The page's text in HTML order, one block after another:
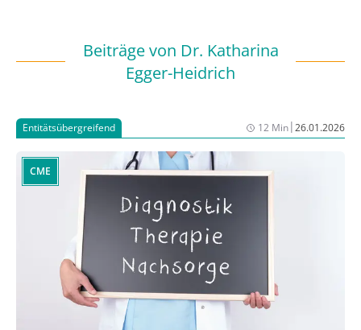
Beiträge von Dr. Katharina
Egger-Heidrich
Entitätsübergreifend 12 Min|26.01.2026
CME